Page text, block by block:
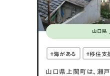
山口県
海がある 移住支
山口県上関町は、瀬